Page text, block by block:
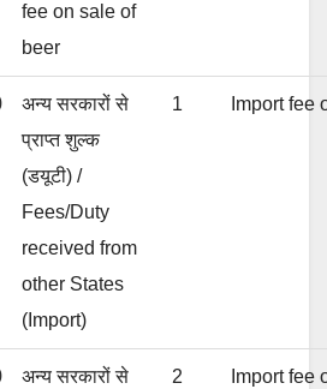
fee on sale of
beer
अन्य सरकारों से
प्राप्त शुल्क
(डयूटी) /
Fees/Duty
received from
other States
(Import)
1 Import fee
अन्य सरकारों से
2 Import fee